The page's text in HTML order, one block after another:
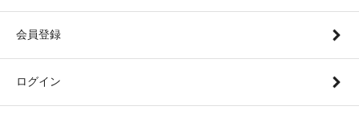
会員登録
ログイン